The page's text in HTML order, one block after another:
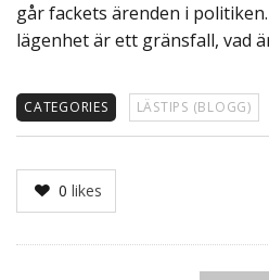
går fackets ärenden i
lägenhet är ett gränsfall, vad
CATEGORIES LÄSTIPS (BLOGG)
0 likes